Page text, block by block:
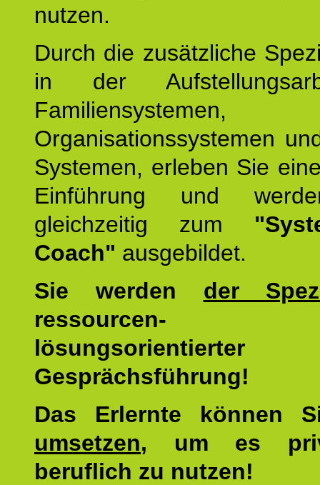
nutzen.
Durch die zusätzliche
in der
Familiensystemen,
Organisationssystemen
Systemen, erleben Sie
Einführung und
gleichzeitig zum
Coach" ausgebildet.
Sie werden der
lösungsorientierter
Gesprächsführung!
Das Erlernte können
umsetzen, um es
beruflich zu nutzen!